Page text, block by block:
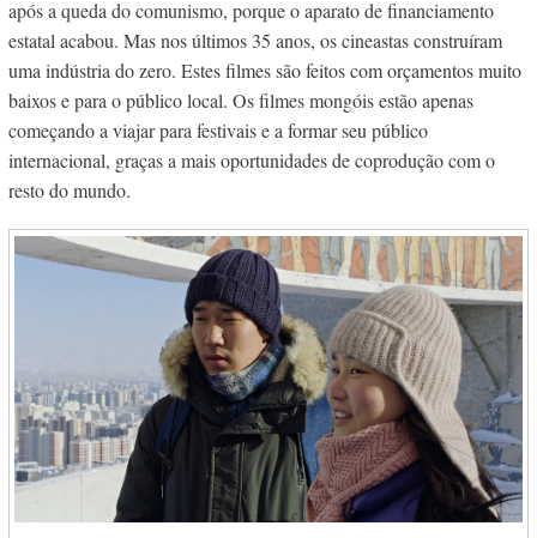
após a queda do comunismo, porque o aparato de financiamento
estatal acabou. Mas nos últimos 35 anos, os cineastas construíram
uma indústria do zero. Estes filmes são feitos com orçamentos muito
baixos e para o público local. Os filmes mongóis estão apenas
começando a viajar para festivais e a formar seu público
internacional, graças a mais oportunidades de coprodução com o
resto do mundo.